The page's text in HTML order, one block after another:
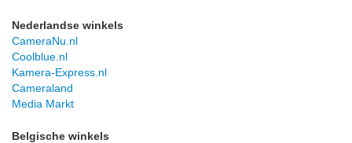
Nederlandse winkels
CameraNu.nl
Coolblue.nl
Kamera-Express.nl
Cameraland
Media Markt
Belgische winkels